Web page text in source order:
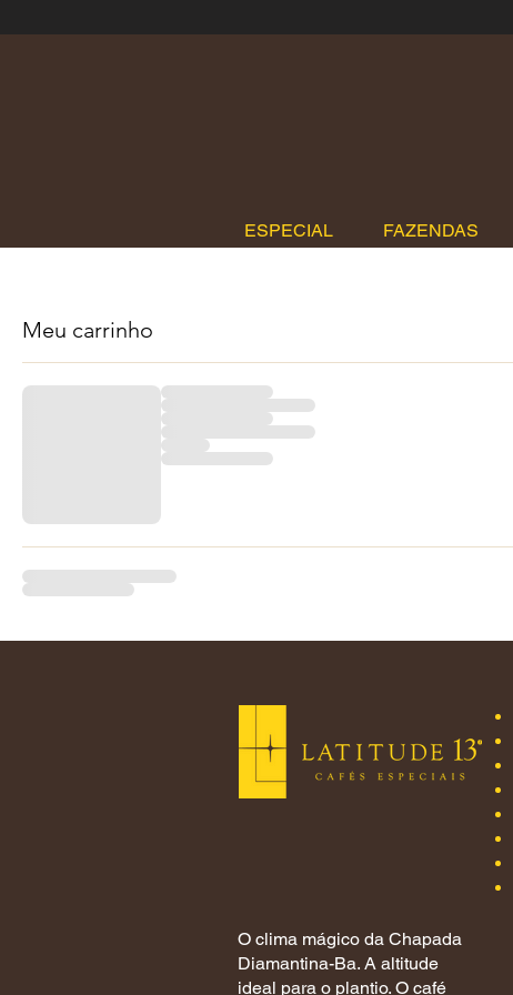
ESPECIAL FAZENDAS
Meu carrinho
O clima mágico da Chapada
Diamantina-Ba. A altitude
ideal para o plantio. O café